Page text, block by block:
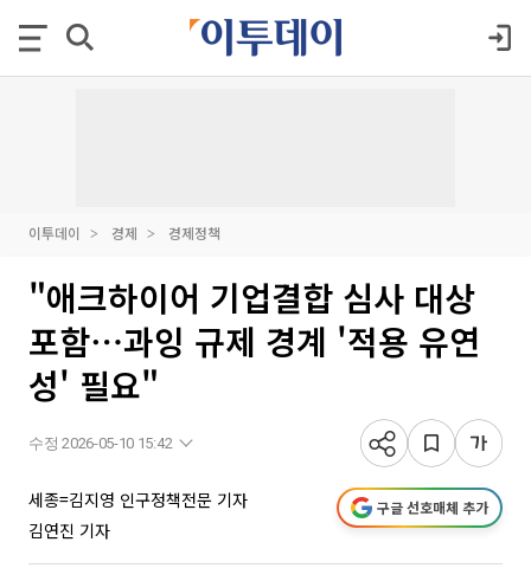
이투데이 경제 경제정책
"애크하이어 기업결합 심사 대상
포함⋯과잉 규제 경계 '적용 유연
성' 필요"
수정 2026-05-10 15:42
세종=김지영 인구정책전문 기자
김연진 기자
구글 선호매체 추가